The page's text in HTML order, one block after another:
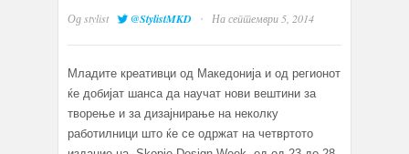
Одstylist @StylistMKD · На септември 5, 2014
Младите креативци од Македонија и од регионот
ќе добијат шанса да научат нови вештини за
творење и за дизајнирање на неколку
работилници што ќе се одржат на четвртото